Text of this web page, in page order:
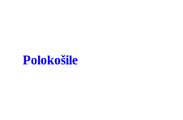
Polokošile